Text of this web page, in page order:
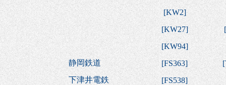
[KW2]
[KW27]
[
[KW94]
静岡鉄道
[FS363] [
下津井電鉄
[FS538]